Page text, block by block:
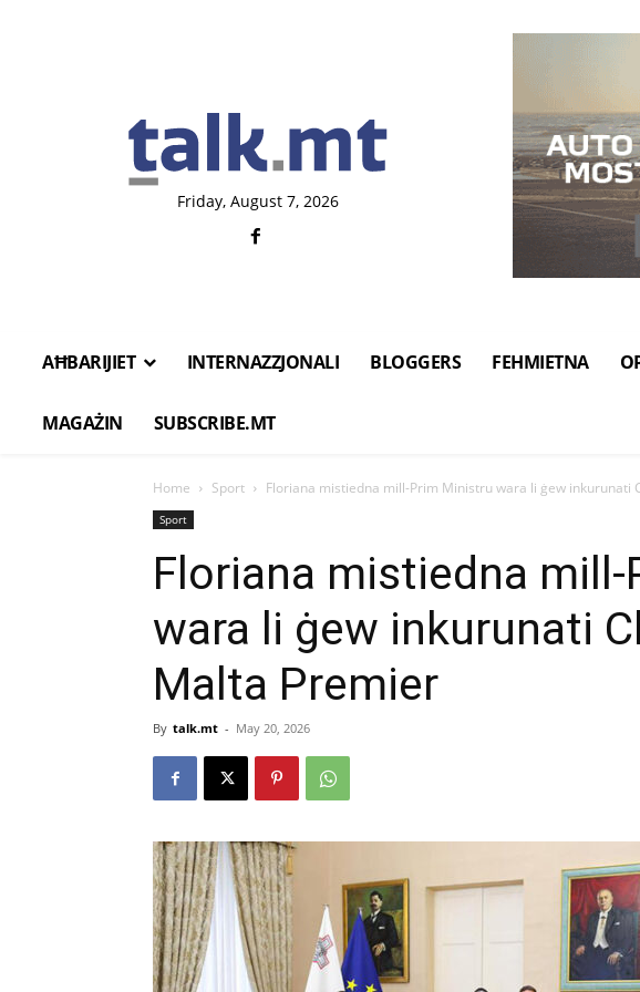
Friday, August 7, 2026
AĦBARIJIET INTERNAZZJONALI BLOGGERS FEHMIETNA
MAGAŻIN SUBSCRIBE.MT
Home Sport Floriana mistiedna mill-Prim Ministru wara li ġew inkurunati
Sport
Floriana mistiedna
wara li ġew inkurunati
Malta Premier
By talk.mt - May 20, 2026